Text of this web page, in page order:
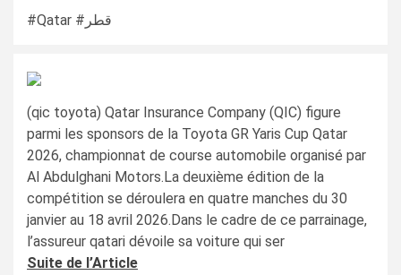
#Qatar #قطر
(qic toyota) Qatar Insurance Company (QIC) figure
parmi les sponsors de la Toyota GR Yaris Cup Qatar
2026, championnat de course automobile organisé par
Al Abdulghani Motors.La deuxième édition de la
compétition se déroulera en quatre manches du 30
janvier au 18 avril 2026.Dans le cadre de ce parrainage,
l’assureur qatari dévoile sa voiture qui ser
Suite de l’Article